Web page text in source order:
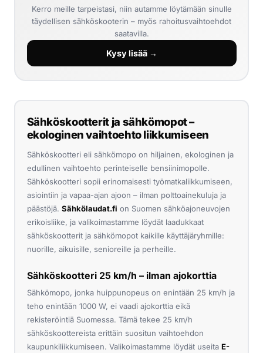
Kerro meille tarpeistasi, niin autamme löytämään sinulle
täydellisen sähköskooterin – myös rahoitusvaihtoehdot
saatavilla.
Kysy lisää →
Sähköskootterit ja sähkömopot –
ekologinen vaihtoehto liikkumiseen
Sähköskootteri eli sähkömopo on hiljainen, ekologinen ja
edullinen vaihtoehto perinteiselle bensiinimopolle.
Sähköskootteri sopii erinomaisesti työmatkaliikkumiseen,
asiointiin ja vapaa-ajan ajoon – ilman polttoainekuluja ja
päästöjä. Sähkölaudat.fi on Suomen sähköajoneuvojen
erikoisliike, ja valikoimastamme löydät laadukkaat
sähköskootterit ja sähkömopot kaikille käyttäjäryhmille:
nuorille, aikuisille, senioreille ja perheille.
Sähköskootteri 25 km/h – ilman ajokorttia
Sähkömopo, jonka huippunopeus on enintään 25 km/h ja
teho enintään 1000 W, ei vaadi ajokorttia eikä
rekisteröintiä Suomessa. Tämä tekee 25 km/h
sähköskoottereista erittäin suositun vaihtoehdon
kaupunkiliikkumiseen. Valikoimastamme löydät useita E-